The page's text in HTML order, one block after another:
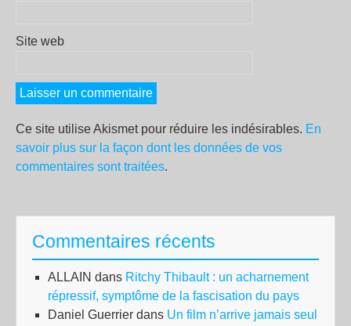
Site web
Ce site utilise Akismet pour réduire les indésirables. En
savoir plus sur la façon dont les données de vos
commentaires sont traitées.
Commentaires récents
ALLAIN dans Ritchy Thibault : un acharnement
répressif, symptôme de la fascisation du pays
Daniel Guerrier dans Un film n’arrive jamais seul